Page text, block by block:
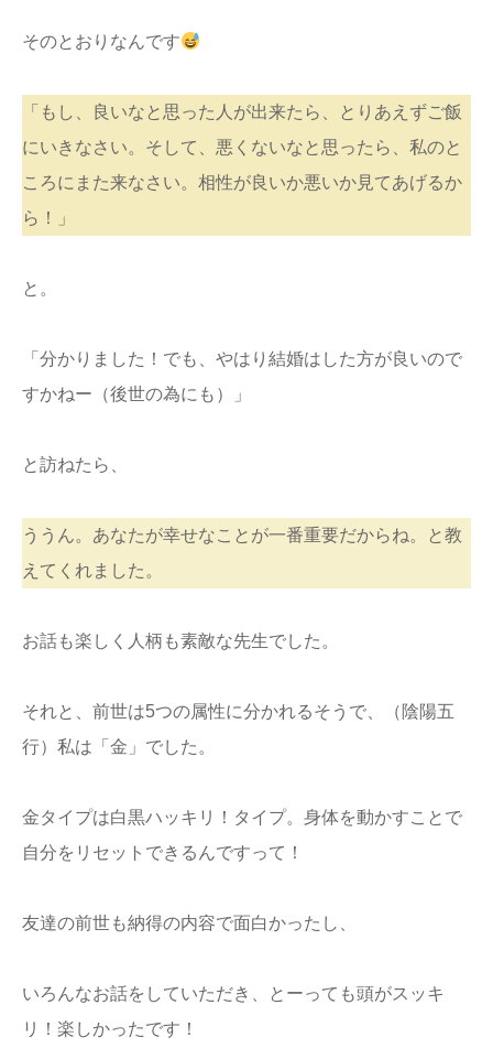
そのとおりなんです
「もし、良いなと思った人が出来たら、とりあえずご飯
にいきなさい。そして、悪くないなと思ったら、私のと
ころにまた来なさい。相性が良いか悪いか見てあげるか
ら！」
と。
「分かりました！でも、やはり結婚はした方が良いので
すかねー（後世の為にも）」
と訪ねたら、
ううん。あなたが幸せなことが一番重要だからね。と教
えてくれました。
お話も楽しく人柄も素敵な先生でした。
それと、前世は5つの属性に分かれるそうで、（陰陽五
行）私は「金」でした。
金タイプは白黒ハッキリ！タイプ。身体を動かすことで
自分をリセットできるんですって！
友達の前世も納得の内容で面白かったし、
いろんなお話をしていただき、とーっても頭がスッキ
リ！楽しかったです！